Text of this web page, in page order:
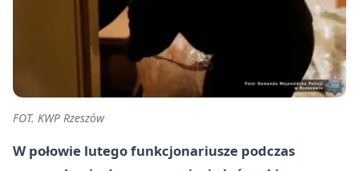
FOT. KWP Rzeszów
W połowie lutego funkcjonariusze podczas